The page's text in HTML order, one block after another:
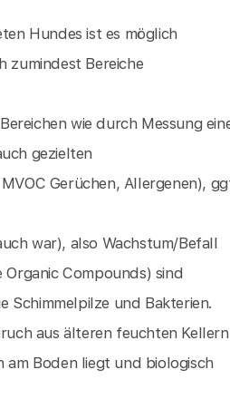
Hundes ist es möglich
zumindest Bereiche
wie durch Messung
gezielten
Gerüchen, Allergenen),
war), also Wachstum/Befall
Compounds) sind
Schimmelpilze und Bakterien.
aus älteren feuchten Kellern
am Boden liegt und biologisch